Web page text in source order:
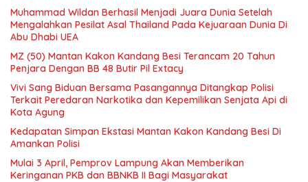
Muhammad Wildan Berhasil Menjadi Juara Dunia Setelah
Mengalahkan Pesilat Asal Thailand Pada Kejuaraan Dunia Di
Abu Dhabi UEA
MZ (50) Mantan Kakon Kandang Besi Terancam 20 Tahun
Penjara Dengan BB 48 Butir Pil Extacy
Vivi Sang Biduan Bersama Pasangannya Ditangkap Polisi
Terkait Peredaran Narkotika dan Kepemilikan Senjata Api di
Kota Agung
Kedapatan Simpan Ekstasi Mantan Kakon Kandang Besi Di
Amankan Polisi
Mulai 3 April, Pemprov Lampung Akan Memberikan
Keringanan PKB dan BBNKB II Bagi Masyarakat